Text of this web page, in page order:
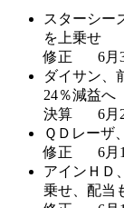
スターシー
を上乗せ
修正
6月
ダイサン、
24％減益へ
決算
6月
ＱＤレーザ
修正
6月
アインＨＤ
乗せ、配当